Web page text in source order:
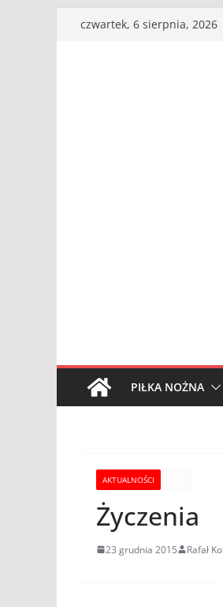
Przejdź
czwartek, 6 sierpnia, 2026
PIŁKA NOŻNA
AKTUALNOŚCI
Życzenia
23 grudnia 2015 Rafał